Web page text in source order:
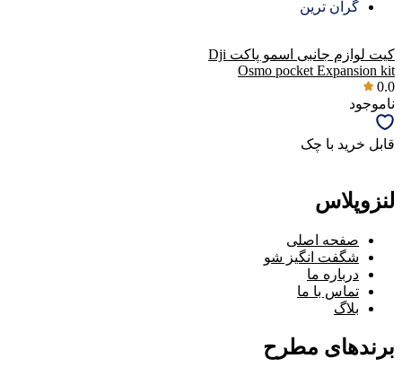
گران ترین
کیت لوازم جانبی اسمو پاکت Dji
Osmo pocket Expansion kit
0.0
ناموجود
قابل خرید با چک
لنزوپلاس
صفحه اصلی
شگفت انگیز شو
درباره ما
تماس با ما
بلاگ
برندهای مطرح